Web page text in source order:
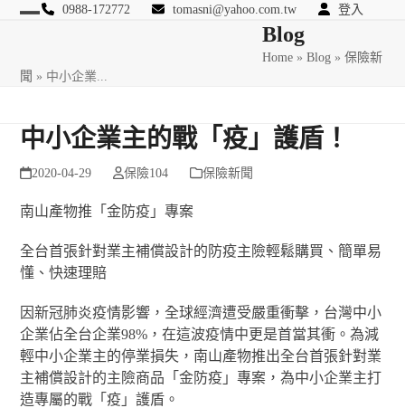
Skip
0988-172772 tomasni@yahoo.com.tw 登入
匯豐國際風險管理顧問Blog
Home »Blog »保險新
聞 » 中小企業...
中小企業主的戰「疫」護盾！
2020-04-29 保險104 保險新聞
南山產物推「金防疫」專案
全台首張針對業主補償設計的防疫主險輕鬆購買、簡單易
懂、快速理賠
因新冠肺炎疫情影響，全球經濟遭受嚴重衝擊，台灣中小
企業佔全台企業98%，在這波疫情中更是首當其衝。為減
輕中小企業主的停業損失，南山產物推出全台首張針對業
主補償設計的主險商品「金防疫」專案，為中小企業主打
造專屬的戰「疫」護盾。